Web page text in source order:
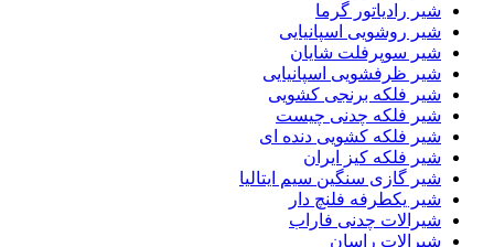
شیر رادیاتور گرما
شیر روشویی اسپانیایی
شیر سوپرفلت شایان
شیر ظرفشویی اسپانیایی
شیر فلکه برنجی کشویی
شیر فلکه چدنی چیست
شیر فلکه کشویی دنده ای
شیر فلکه کیز ایران
شیر گازی سنگین سیم ایتالیا
شیر یکطرفه فلنچ دار
شیرالات چدنی فاراب
شیرالات راسان